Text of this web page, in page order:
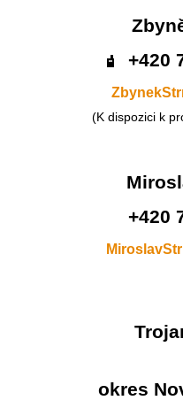
+420
(K dispozici k
+420
okres